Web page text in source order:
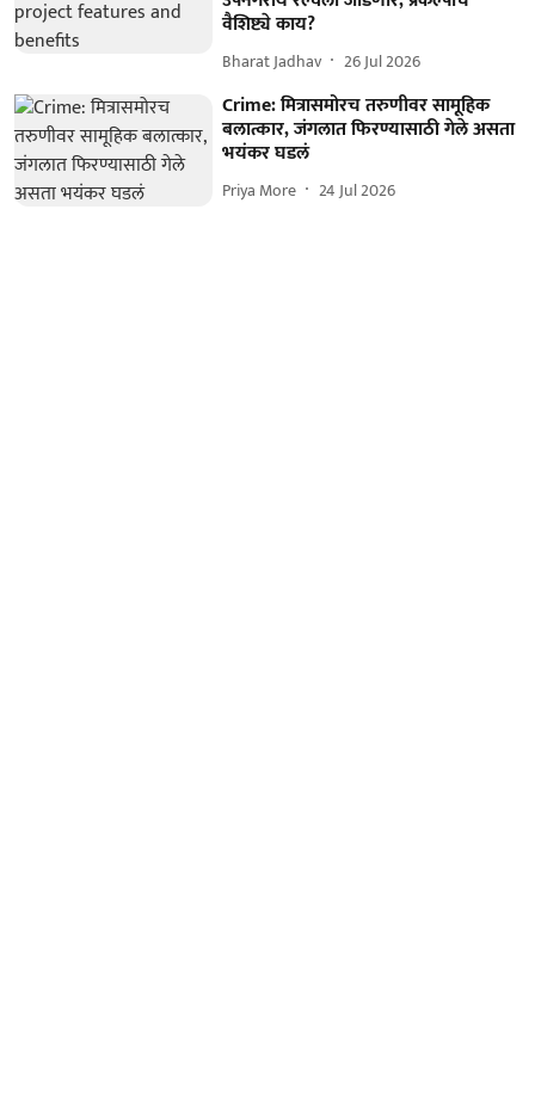
वैशिष्ट्ये काय?
Bharat Jadhav 26 Jul 2026
Crime: मित्रासमोरच तरुणीवर सामूहिक
बलात्कार, जंगलात फिरण्यासाठी गेले असता
भयंकर घडलं
Priya More 24 Jul 2026